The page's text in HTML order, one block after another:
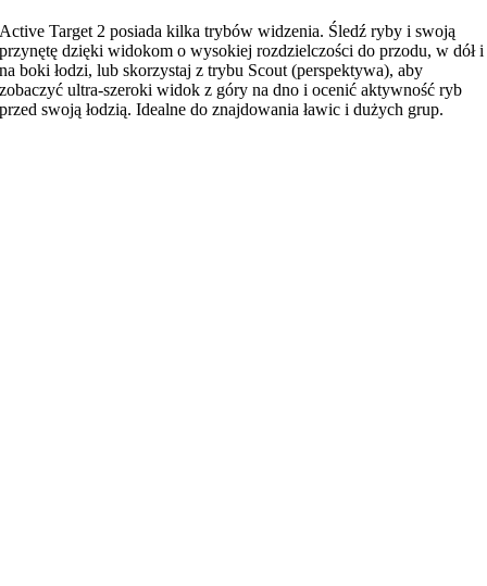
Active Target 2 posiada kilka trybów widzenia. Śledź ryby i swoją
przynętę dzięki widokom o wysokiej rozdzielczości do przodu, w dół i
na boki łodzi, lub skorzystaj z trybu Scout (perspektywa), aby
zobaczyć ultra-szeroki widok z góry na dno i ocenić aktywność ryb
przed swoją łodzią. Idealne do znajdowania ławic i dużych grup.